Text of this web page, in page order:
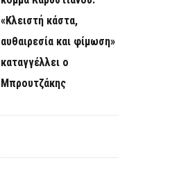
«Κλειστή κάστα,
αυθαιρεσία και φίμωση»
καταγγέλλει ο
Μπρουτζάκης